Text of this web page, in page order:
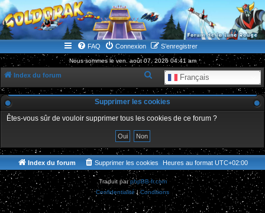
WWW.GOLDORAKGO.COM
le site de la Lune Rouge
FAQ Connexion S’enregistrer
Nous sommes le ven. août 07, 2026 04:41 am
Index du forum Français
e
c
h
h
e
r
Supprimer les cookies
Êtes-vous sûr de vouloir supprimer tous les cookies de ce forum ?
Index du forum Heures au format UTC+02:00
Supprimer les cookies
Traduit parphpBB-fr.com
Confidentialité|Conditions